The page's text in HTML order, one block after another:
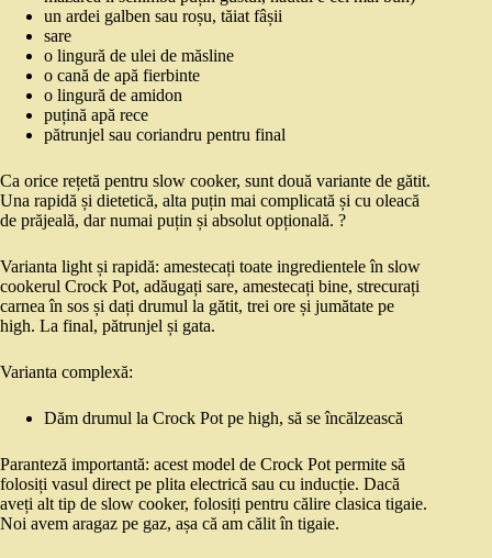
un ardei galben sau roșu, tăiat fâșii
sare
o lingură de ulei de măsline
o cană de apă fierbinte
o lingură de amidon
puțină apă rece
pătrunjel sau coriandru pentru final
Ca orice rețetă pentru slow cooker, sunt două variante de gătit.
Una rapidă și dietetică, alta puțin mai complicată și cu oleacă
de prăjeală, dar numai puțin și absolut opțională. ?
Varianta light și rapidă: amestecați toate ingredientele în slow
cookerul Crock Pot, adăugați sare, amestecați bine, strecurați
carnea în sos și dați drumul la gătit, trei ore și jumătate pe
high. La final, pătrunjel și gata.
Varianta complexă:
Dăm drumul la Crock Pot pe high, să se încălzească
Paranteză importantă: acest model de Crock Pot permite să
folosiți vasul direct pe plita electrică sau cu inducție. Dacă
aveți alt tip de slow cooker, folosiți pentru călire clasica tigaie.
Noi avem aragaz pe gaz, așa că am călit în tigaie.